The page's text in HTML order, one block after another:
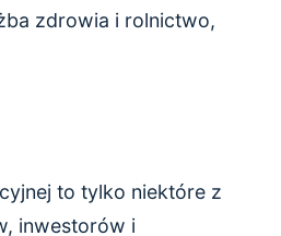
zdrowia i rolnictwo,
to tylko niektóre z
inwestorów i